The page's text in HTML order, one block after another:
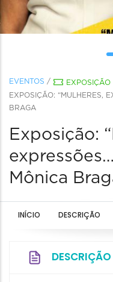
EVENTOS / EXPOSIÇÃO
EXPOSIÇÃO: “MULHERES,
BRAGA
Exposição:
Mônica
INÍCIO DESCRIÇÃO
DESCRIÇÃO